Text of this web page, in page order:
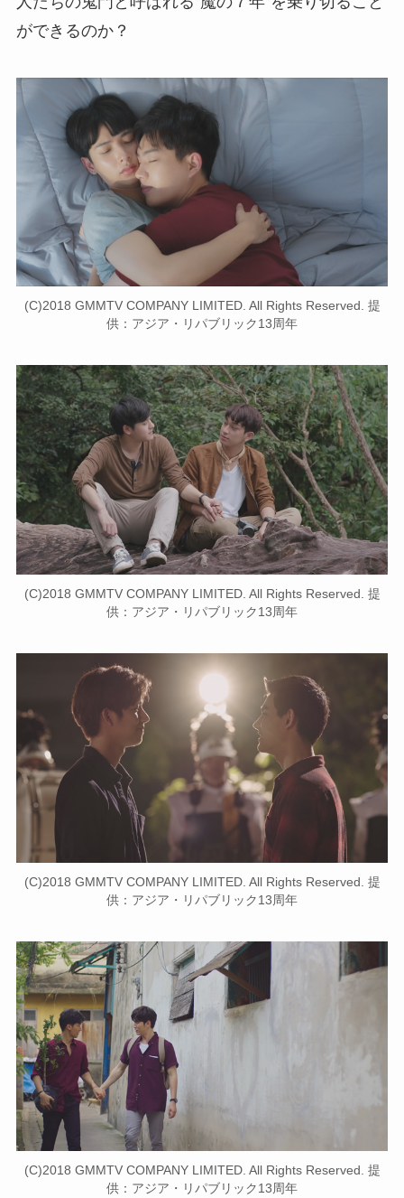
ができるのか？
(C)2018 GMMTV COMPANY LIMITED. All Rights Reserved. 提
供：アジア・リパブリック13周年
(C)2018 GMMTV COMPANY LIMITED. All Rights Reserved. 提
供：アジア・リパブリック13周年
(C)2018 GMMTV COMPANY LIMITED. All Rights Reserved. 提
供：アジア・リパブリック13周年
(C)2018 GMMTV COMPANY LIMITED. All Rights Reserved. 提
供：アジア・リパブリック13周年